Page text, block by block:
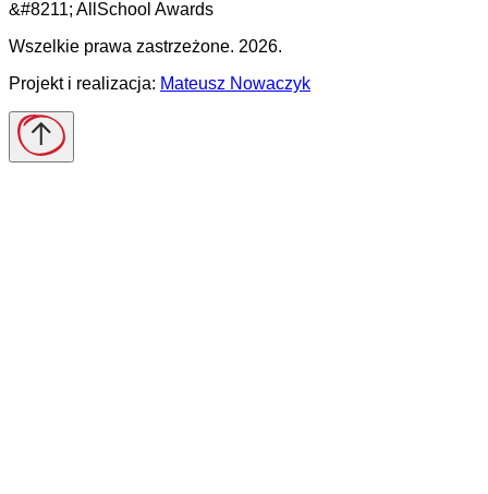
Wszelkie prawa zastrzeżone. 2026.
Projekt i realizacja: Mateusz Nowaczyk